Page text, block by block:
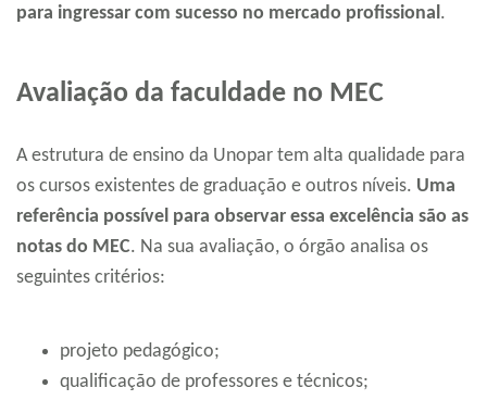
para ingressar com sucesso no mercado profissional .
Avaliação da faculdade no MEC
A estrutura de ensino da Unopar tem alta qualidade para
os cursos existentes de graduação e outros níveis. Uma
referência possível para observar essa excelência são as
notas do MEC. Na sua avaliação, o órgão analisa os
seguintes critérios:
projeto pedagógico;
qualificação de professores e técnicos;